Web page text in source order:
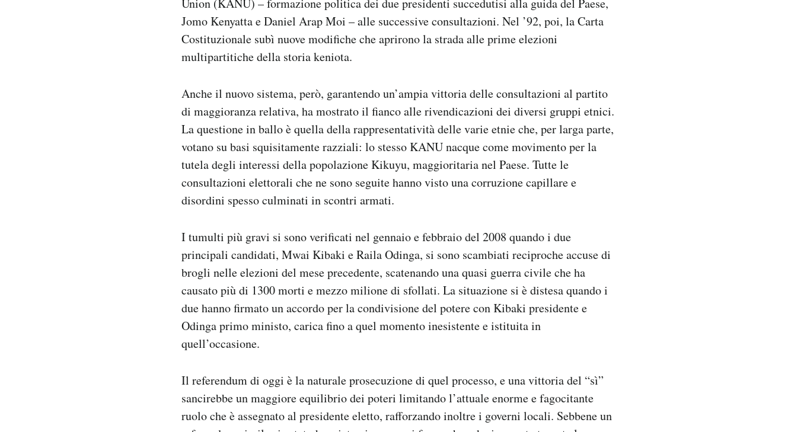
Jomo Kenyatta e Daniel Arap Moi – alle successive consultazioni. Nel ’92, poi, la Carta
Costituzionale subì nuove modifiche che aprirono la strada alle prime elezioni
multipartitiche della storia keniota.
Anche il nuovo sistema, però, garantendo un’ampia vittoria delle consultazioni al partito
di maggioranza relativa, ha mostrato il fianco alle rivendicazioni dei diversi gruppi etnici.
La questione in ballo è quella della rappresentatività delle varie etnie che, per larga parte,
votano su basi squisitamente razziali: lo stesso KANU nacque come movimento per la
tutela degli interessi della popolazione Kikuyu, maggioritaria nel Paese. Tutte le
consultazioni elettorali che ne sono seguite hanno visto una corruzione capillare e
disordini spesso culminati in scontri armati.
I tumulti più gravi si sono verificati nel gennaio e febbraio del 2008 quando i due
principali candidati, Mwai Kibaki e Raila Odinga, si sono scambiati reciproche accuse di
brogli nelle elezioni del mese precedente, scatenando una quasi guerra civile che ha
causato più di 1300 morti e mezzo milione di sfollati. La situazione si è distesa quando i
due hanno firmato un accordo per la condivisione del potere con Kibaki presidente e
Odinga primo ministo, carica fino a quel momento inesistente e istituita in
quell’occasione.
Il referendum di oggi è la naturale prosecuzione di quel processo, e una vittoria del “sì”
sancirebbe un maggiore equilibrio dei poteri limitando l’attuale enorme e fagocitante
ruolo che è assegnato al presidente eletto, rafforzando inoltre i governi locali. Sebbene un